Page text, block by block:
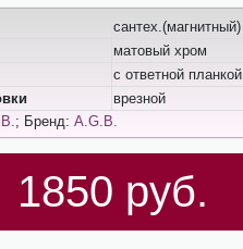
сантех.(магнитный)
матовый хром
с ответной планкой
врезной
; Бренд: A.G.B.
1850 руб.